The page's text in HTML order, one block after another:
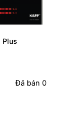
Plus
Đã bán0